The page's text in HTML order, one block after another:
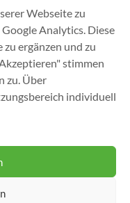
Webseite zu
Analytics. Diese
ergänzen und zu
stimmen
zu. Über
individuell